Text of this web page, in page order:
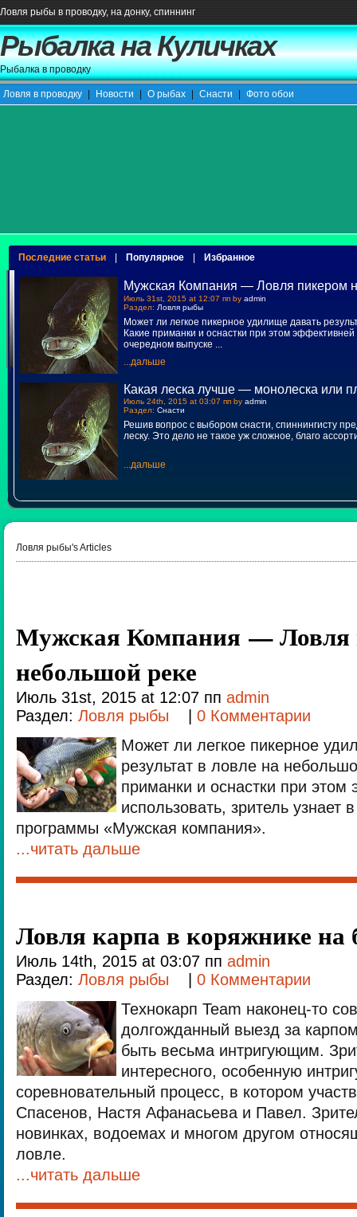
Ловля рыбы в проводку, на донку, спиннинг
Рыбалка на Куличках
Рыбалка в проводку
Ловля в проводку Новости О рыбах Снасти Фото обои
Последние статьи Популярное Избранное
Мужская Компания — Ловля пикером
Июль 31st, 2015 at 12:07 пп by admin
Раздел: Ловля рыбы
Может ли легкое пикерное удилище давать
Какие приманки и оснастки при этом эффективней
очередном выпуске ...
...дальше
Какая леска лучше — монолеска или
Июль 24th, 2015 at 03:07 пп by admin
Раздел: Снасти
Решив вопрос с выбором снасти, спиннингисту
леску. Это дело не такое уж сложное, благо
...дальше
Ловля рыбы's Articles
Мужская Компания — Ловля
небольшой реке
Июль 31st, 2015 at 12:07 пп admin
Раздел: Ловля рыбы
0 Комментарии
Может ли легкое пикерное
результат в ловле на
приманки и оснастки при этом
использовать, зритель узнает
программы «Мужская компания».
...читать дальше
Ловля карпа в коряжнике на
Июль 14th, 2015 at 03:07 пп admin
Раздел: Ловля рыбы
0 Комментарии
Технокарп Team наконец-то
долгожданный выезд за
быть весьма интригующим.
интересного, особенную
соревновательный процесс, в котором
Спасенов, Настя Афанасьева и Павел.
новинках, водоемах и многом другом
ловле.
...читать дальше